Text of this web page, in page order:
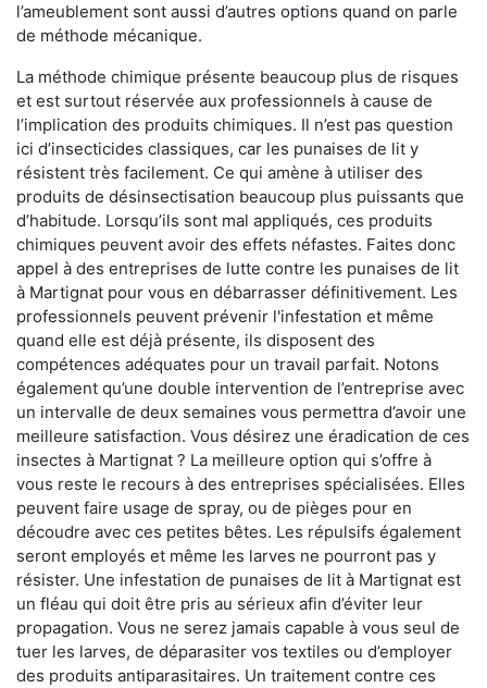
l’ameublement sont aussi d’autres options quand on parle
de méthode mécanique.
La méthode chimique présente beaucoup plus de risques
et est surtout réservée aux professionnels à cause de
l’implication des produits chimiques. Il n’est pas question
ici d’insecticides classiques, car les punaises de lit y
résistent très facilement. Ce qui amène à utiliser des
produits de désinsectisation beaucoup plus puissants que
d’habitude. Lorsqu’ils sont mal appliqués, ces produits
chimiques peuvent avoir des effets néfastes. Faites donc
appel à des entreprises de lutte contre les punaises de lit
à Martignat pour vous en débarrasser définitivement. Les
professionnels peuvent prévenir l'infestation et même
quand elle est déjà présente, ils disposent des
compétences adéquates pour un travail parfait. Notons
également qu’une double intervention de l’entreprise avec
un intervalle de deux semaines vous permettra d’avoir une
meilleure satisfaction. Vous désirez une éradication de ces
insectes à Martignat ? La meilleure option qui s’offre à
vous reste le recours à des entreprises spécialisées. Elles
peuvent faire usage de spray, ou de pièges pour en
découdre avec ces petites bêtes. Les répulsifs également
seront employés et même les larves ne pourront pas y
résister. Une infestation de punaises de lit à Martignat est
un fléau qui doit être pris au sérieux afin d’éviter leur
propagation. Vous ne serez jamais capable à vous seul de
tuer les larves, de déparasiter vos textiles ou d’employer
des produits antiparasitaires. Un traitement contre ces